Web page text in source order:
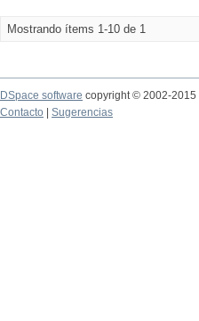
Mostrando ítems 1-10 de 1
DSpace software copyright © 2002-2015
Contacto
Sugerencias